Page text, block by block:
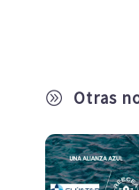
A Otras